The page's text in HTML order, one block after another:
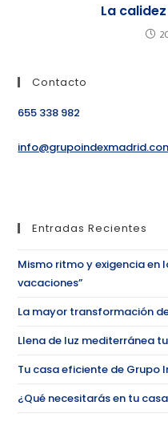
La
Contacto
655 338 982
Entradas Recientes
Mismo ritmo y exigencia en
vacaciones”
La mayor transformación
Llena de luz mediterránea
Tu casa eficiente de Grupo
¿Qué necesitarás en tu